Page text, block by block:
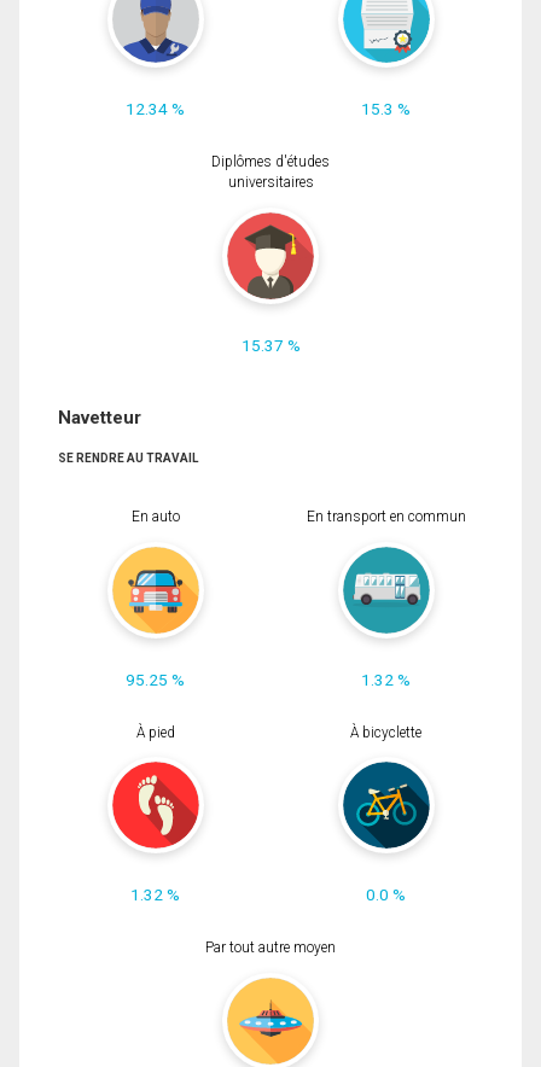
12.34 % 15.3 %
Diplômes d'études
universitaires
15.37 %
Navetteur
SE RENDRE AU TRAVAIL
En auto
95.25 %
En transport en commun
1.32 %
À pied
1.32 %
À bicyclette
0.0 %
Par tout autre moyen